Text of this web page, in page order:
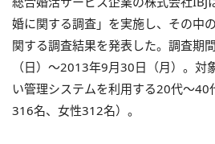
婚に関する調査」を実施し、その中
関する調査結果を発表した。調査期
（日）～2013年9月30日（月）。対
い管理システムを利用する20代～
316名、女性312名）。